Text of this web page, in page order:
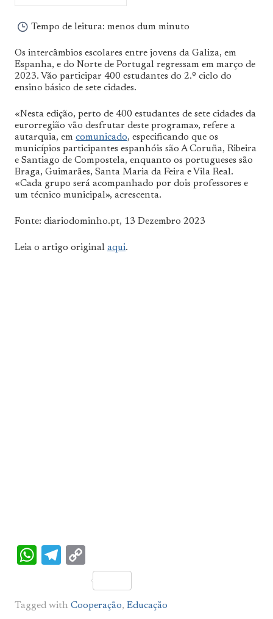
Tempo de leitura: menos dum minuto
Os intercâmbios escolares entre jovens da Galiza, em
Espanha, e do Norte de Portugal regressam em março de
2023. Vão participar 400 estudantes do 2.º ciclo do
ensino básico de sete cidades.
«Nesta edição, perto de 400 estudantes de sete cidades da
eurorregião vão desfrutar deste programa», refere a
autarquia, em comunicado, especificando que os
municípios participantes espanhóis são A Coruña, Ribeira
e Santiago de Compostela, enquanto os portugueses são
Braga, Guimarães, Santa Maria da Feira e Vila Real.
«Cada grupo será acompanhado por dois professores e
um técnico municipal», acrescenta.
Fonte: diariodominho.pt, 13 Dezembro 2023
Leia o artigo original aqui.
WhatsApp
Telegram
Link
Tagged with Cooperação, Educação